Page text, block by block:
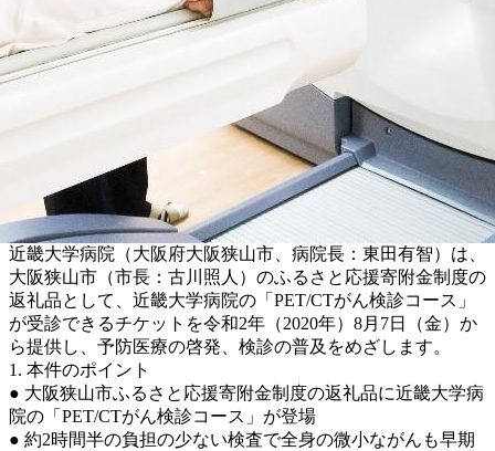
近畿大学病院（大阪府大阪狭山市、病院長：東田有智）は、
大阪狭山市（市長：古川照人）のふるさと応援寄附金制度の
返礼品として、近畿大学病院の「PET/CTがん検診コース」
が受診できるチケットを令和2年（2020年）8月7日（金）か
ら提供し、予防医療の啓発、検診の普及をめざします。
1. 本件のポイント
● 大阪狭山市ふるさと応援寄附金制度の返礼品に近畿大学病
院の「PET/CTがん検診コース」が登場
● 約2時間半の負担の少ない検査で全身の微小ながんも早期